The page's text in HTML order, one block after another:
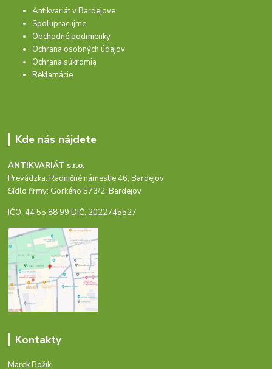
Antikvariát v Bardejove
Spolupracujme
Obchodné podmienky
Ochrana osobných údajov
Ochrana súkromia
Reklamácie
Kde nás nájdete
ANTIKVARIÁT s.r.o.
Prevádzka: Radničné námestie 46, Bardejov
Sídlo firmy: Gorkého 573/2, Bardejov
IČO: 44 55 88 99 DIČ: 2022745527
Kontakty
Marek Božík